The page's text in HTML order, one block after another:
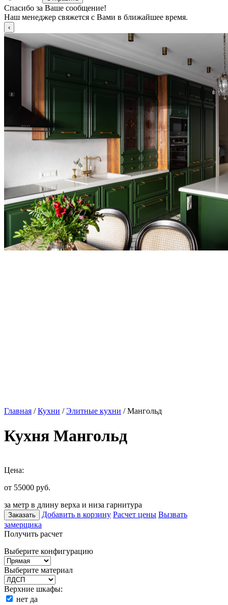
Спасибо за Ваше сообщение!
Наш менеджер свяжется с Вами в ближайшее время.
Главная /Кухни /Элитные кухни / Мангольд
Кухня Мангольд
Цена:
от 55000 руб.
за метр в длину верха и низа гарнитура
Заказать Добавить в корзину Расчет цены Вызвать
замерщика
Получить расчет
Выберите конфигурацию
Выберите материал
Верхние шкафы:
нет да